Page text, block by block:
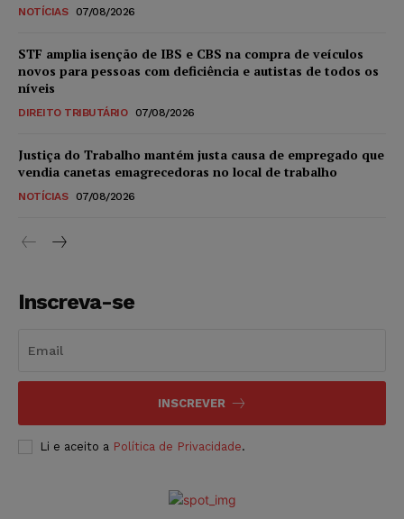
NOTÍCIAS 07/08/2026
STF amplia isenção de IBS e CBS na compra de veículos
novos para pessoas com deficiência e autistas de todos os
níveis
DIREITO TRIBUTÁRIO 07/08/2026
Justiça do Trabalho mantém justa causa de empregado que
vendia canetas emagrecedoras no local de trabalho
NOTÍCIAS 07/08/2026
Inscreva-se
INSCREVER
Li e aceito a Política de Privacidade.